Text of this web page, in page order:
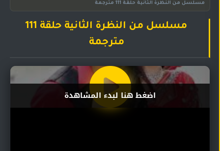
مسلسلات
المترجمة
مدبلجة
مسلسل من النظرة الثانية حلقة 111 مترجمة
مسلسل من النظرة الثانية حلقة 111
مترجمة
اضغط هنا لبدء المشاهدة